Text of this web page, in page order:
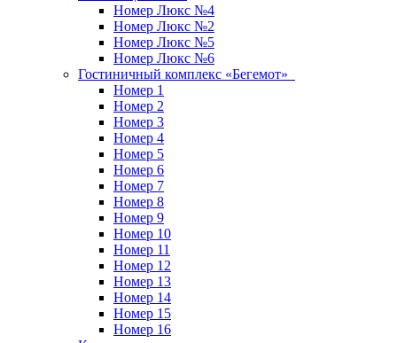
Номер Люкс №4
Номер Люкс №2
Номер Люкс №5
Номер Люкс №6
Гостиничный комплекс «Бегемот»
Номер 1
Номер 2
Номер 3
Номер 4
Номер 5
Номер 6
Номер 7
Номер 8
Номер 9
Номер 10
Номер 11
Номер 12
Номер 13
Номер 14
Номер 15
Номер 16